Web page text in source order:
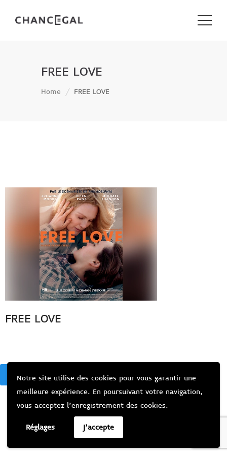
Notre site utilise des cookies pour vous garantir une
meilleure expérience. En poursuivant votre navigation,
vous acceptez l’enregistrement des cookies.
Réglages J'accepte
FREE LOVE
Home FREE LOVE
FREE LOVE
BACK